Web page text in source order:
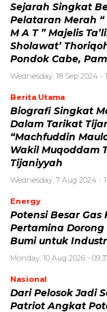
Sejarah Singkat
Pelataran Merah “
M A T ” Majelis
Sholawat’
Pondok Cabe,
Wednesday, 18 Sep 2024 -
Berita Utama
Biografi Singkat
Dalam Tarikat
“Machfuddin
Wakil Muqoddam
Tijaniyyah
Wednesday, 7 Aug 2024 -
Energy
Potensi Besar Gas
Pertamina Dorong
Bumi untuk
Monday, 10 Aug 2026 -
Nasional
Dari Pelosok Jadi
Patriot Angkat